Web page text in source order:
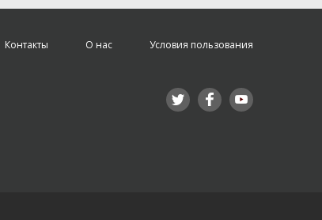
Контакты О нас Условия пользования